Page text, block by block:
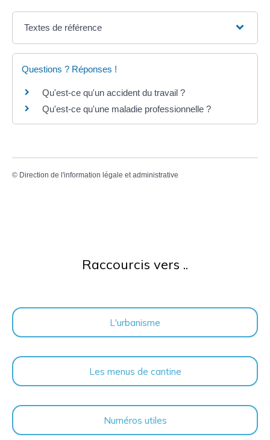
Textes de référence
Questions ? Réponses !
Qu'est-ce qu'un accident du travail ?
Qu'est-ce qu'une maladie professionnelle ?
© Direction de l'information légale et administrative
Raccourcis vers ..
L'urbanisme
Les menus de cantine
Numéros utiles